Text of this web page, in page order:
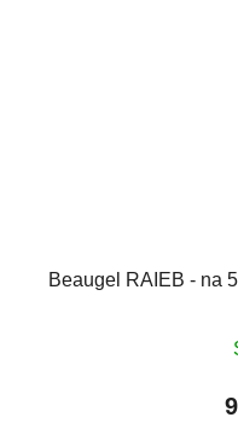
Beaugel RAIEB - na